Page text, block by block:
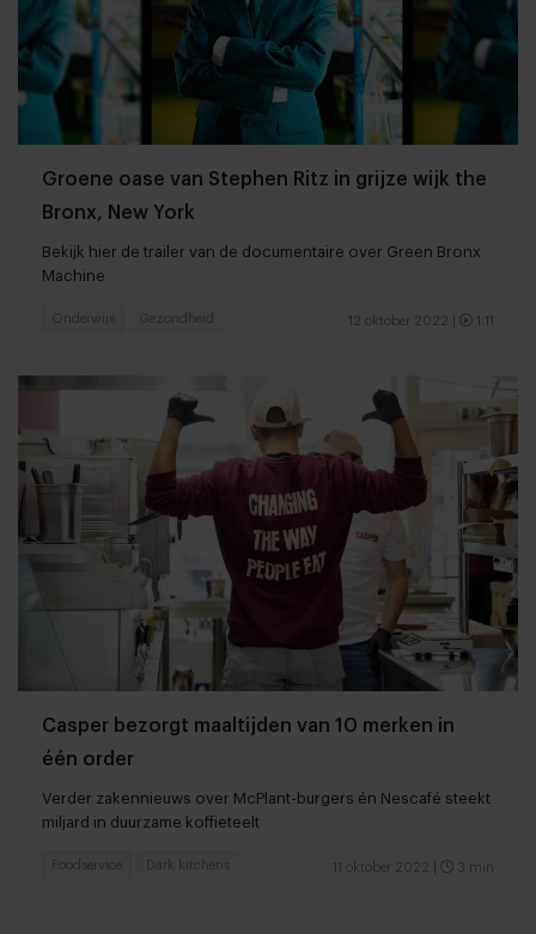
Groene oase van Stephen Ritz in grijze wijk the
Bronx, New York
Bekijk hier de trailer van de documentaire over Green Bronx
Machine
12 oktober 2022
Onderwijs Gezondheid
Casper bezorgt maaltijden van 10 merken in
één order
Verder zakennieuws over McPlant-burgers én Nescafé steekt
miljard in duurzame koffieteelt
11 oktober 2022 3 min
Foodservice Dark kitchens